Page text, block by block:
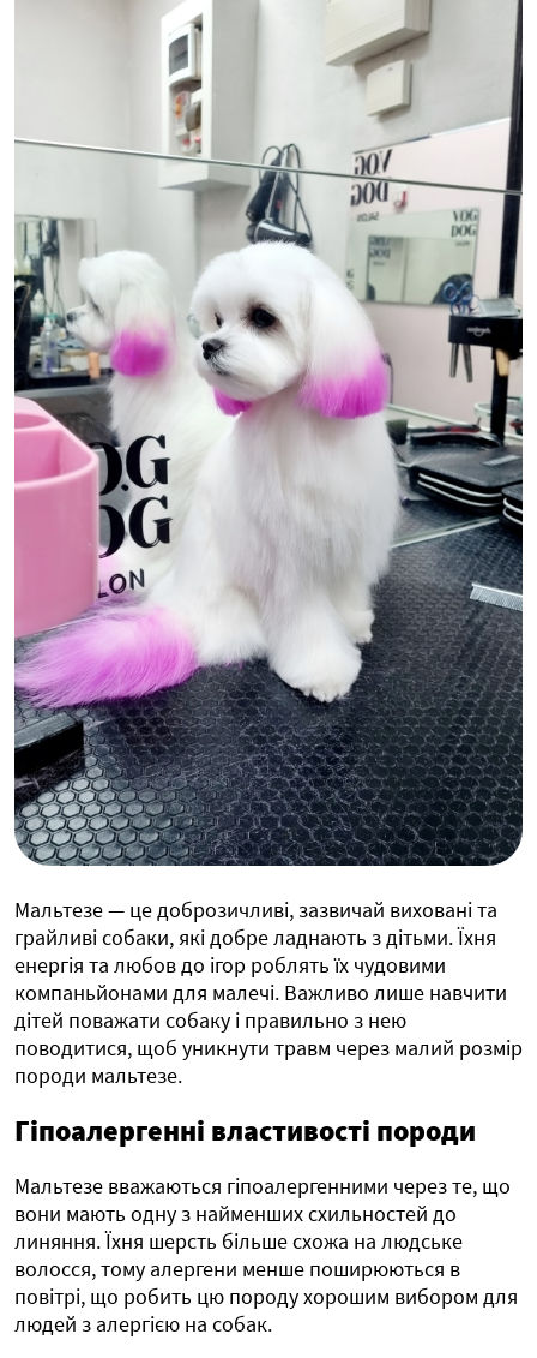
Мальтезе — це доброзичливі, зазвичай виховані та
грайливі собаки, які добре ладнають з дітьми. Їхня
енергія та любов до ігор роблять їх чудовими
компаньйонами для малечі. Важливо лише навчити
дітей поважати собаку і правильно з нею
поводитися, щоб уникнути травм через малий розмір
породи мальтезе.
Гіпоалергенні властивості породи
Мальтезе вважаються гіпоалергенними через те, що
вони мають одну з найменших схильностей до
линяння. Їхня шерсть більше схожа на людське
волосся, тому алергени менше поширюються в
повітрі, що робить цю породу хорошим вибором для
людей з алергією на собак.